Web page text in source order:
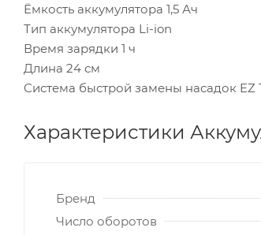
Ёмкость аккумулятора 1,5 Ач
Тип аккумулятора Li-ion
Время зарядки 1 ч
Длина 24 см
Система быстрой замены насадок EZ
Характеристики
Бренд
Число оборотов